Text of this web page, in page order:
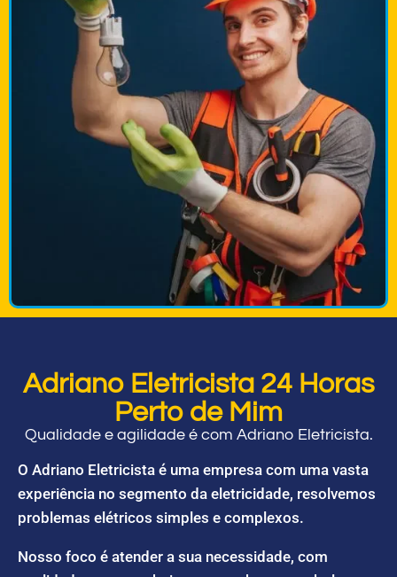
Adriano Eletricista 24 Horas
Perto de Mim
Qualidade e agilidade é com Adriano Eletricista.
O Adriano Eletricista é uma empresa com uma vasta
experiência no segmento da eletricidade, resolvemos
problemas elétricos simples e complexos.
Nosso foco é atender a sua necessidade, com